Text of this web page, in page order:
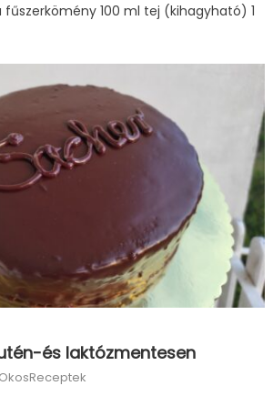
100 ml tej (kihagyható) 1
és laktózmentesen
Author
OkosReceptek